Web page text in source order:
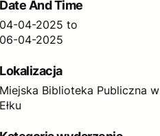
Date And Time
04-04-2025to
06-04-2025
Lokalizacja
Miejska Biblioteka Publiczna w
Ełku